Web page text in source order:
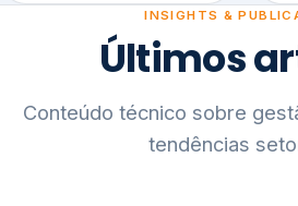
INSIGHTS &
Últimos
Conteúdo técnico sobre
tendências